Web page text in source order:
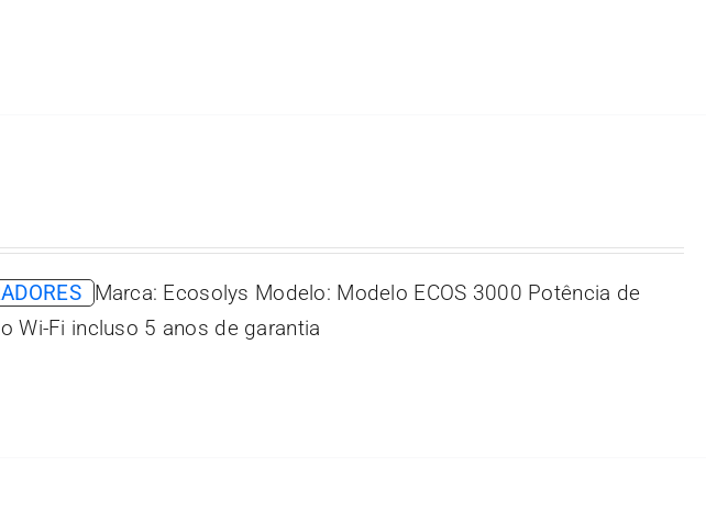
Marca: Ecosolys Modelo: Modelo ECOS 3000 Potência de
Wi-Fi incluso 5 anos de garantia